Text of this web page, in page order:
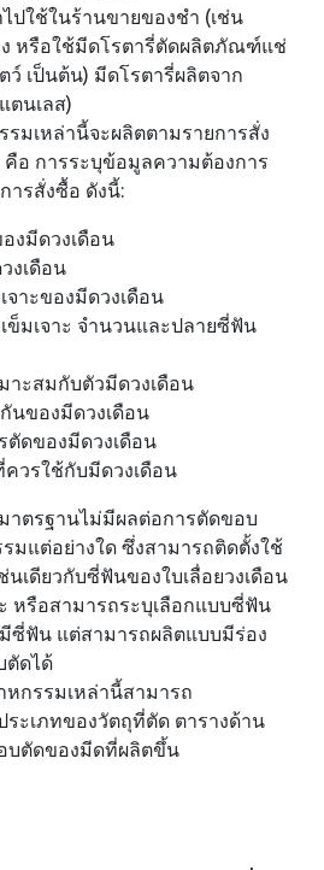
ปใช้ในร้านขายของชำ (เช่น
หรือใช้มีดโรตารี่ตัดผลิตภัณฑ์แช่
ว์ เป็นต้น) มีดโรตารี่ผลิตจาก
ตนเลส)
รมเหล่านี้จะผลิตตามรายการสั่ง
อ การระบุข้อมูลความต้องการ
ารสั่งซื้อ ดังนี้:
งมีดวงเดือน
งเดือน
จาะของมีดวงเดือน
ข็มเจาะ จำนวนและปลายซี่ฟัน
าะสมกับตัวมีดวงเดือน
นของมีดวงเดือน
ตัดของมีดวงเดือน
วรใช้กับมีดวงเดือน
าตรฐานไม่มีผลต่อการตัดขอบ
มแต่อย่างใด ซึ่งสามารถติดตั้งใช้
เดียวกับซี่ฟันของใบเลื่อยวงเดือน
หรือสามารถระบุเลือกแบบซี่ฟัน
ซี่ฟัน แต่สามารถผลิตแบบมีร่อง
ตัดได้
กรรมเหล่านี้สามารถ
ระเภทของวัตถุที่ตัด ตารางด้าน
บตัดของมีดที่ผลิตขึ้น